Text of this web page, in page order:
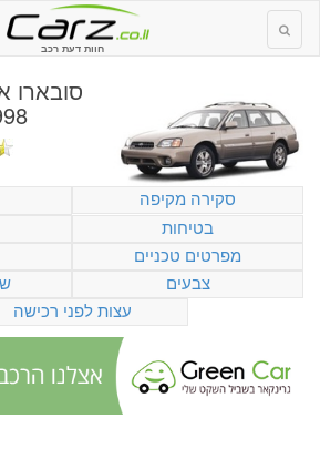
חוות דעת רכב
סובארו
2004
סקירה מקיפה
בטיחות
מפרטים טכניים
צבעים
עצות לפני רכישה